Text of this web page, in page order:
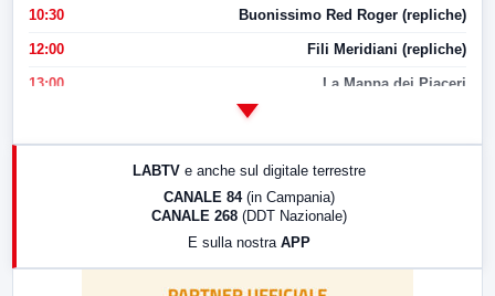
10:30 Buonissimo Red Roger (repliche)
12:00 Fili Meridiani (repliche)
13:00 La Mappa dei Piaceri
LABTV e anche sul digitale terrestre
CANALE 84 (in Campania)
CANALE 268 (DDT Nazionale)
E sulla nostra APP